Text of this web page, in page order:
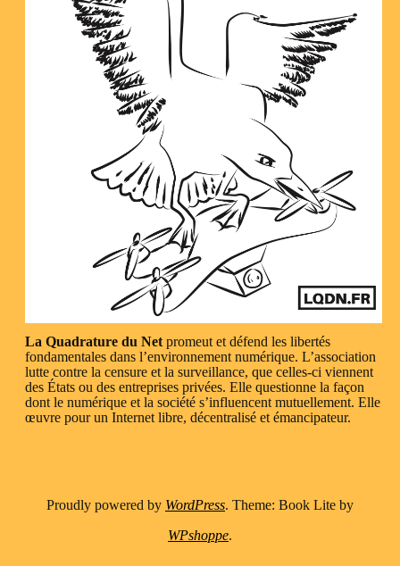
La Quadrature du Net promeut et défend les libertés
fondamentales dans l’environnement numérique. L’association
lutte contre la censure et la surveillance, que celles-ci viennent
des États ou des entreprises privées. Elle questionne la façon
dont le numérique et la société s’influencent mutuellement. Elle
œuvre pour un Internet libre, décentralisé et émancipateur.
Proudly powered by WordPress. Theme: Book Lite by
WPshoppe.